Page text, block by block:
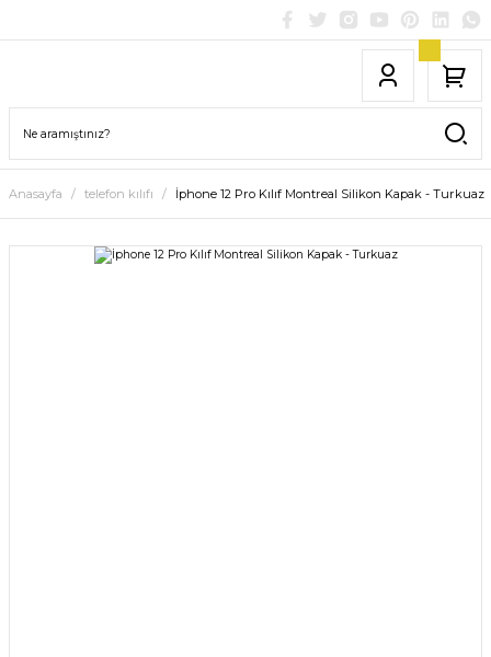
Anasayfa telefon kılıfı İphone 12 Pro Kılıf Montreal Silikon Kapak - Turkuaz